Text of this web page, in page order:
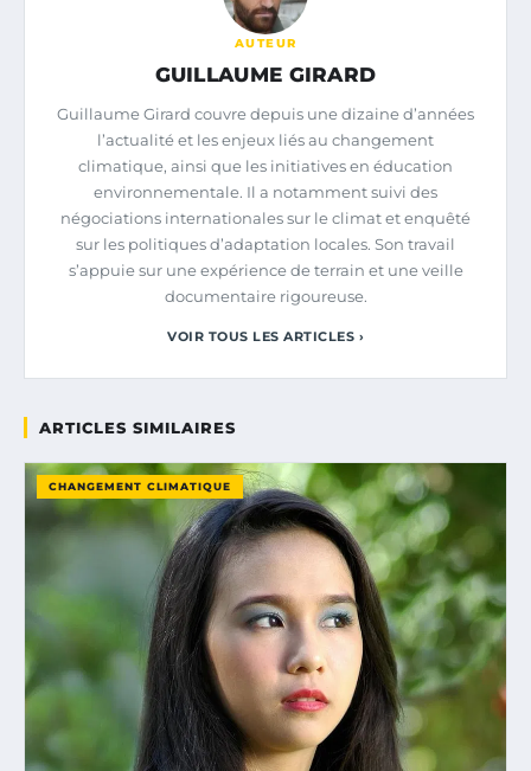
AUTEUR
GUILLAUME GIRARD
Guillaume Girard couvre depuis une dizaine d’années
l’actualité et les enjeux liés au changement
climatique, ainsi que les initiatives en éducation
environnementale. Il a notamment suivi des
négociations internationales sur le climat et enquêté
sur les politiques d’adaptation locales. Son travail
s’appuie sur une expérience de terrain et une veille
documentaire rigoureuse.
VOIR TOUS LES ARTICLES ›
ARTICLES SIMILAIRES
CHANGEMENT CLIMATIQUE